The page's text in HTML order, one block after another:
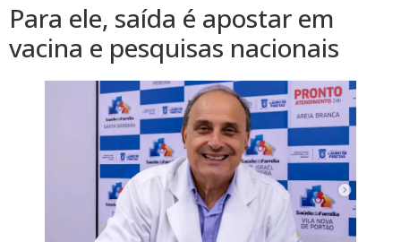
Para ele, saída é apostar em
vacina e pesquisas nacionais